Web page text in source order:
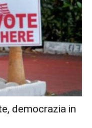
democrazia in